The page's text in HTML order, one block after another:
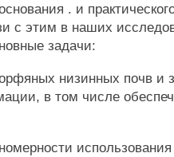
. и
с этим в наших
задачи:
низинных почв и
в том числе